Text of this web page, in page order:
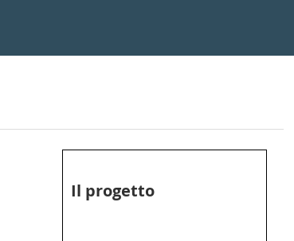
Il progetto